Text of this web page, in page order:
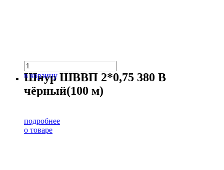
в корзину
Шнур ШВВП 2*0,75 380 В
чёрный(100 м)
подробнее
о товаре